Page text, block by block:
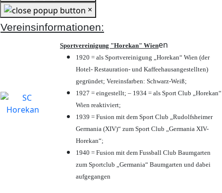
×
Vereinsinformationen:
Sportvereinigung "Horekan" Wienen
1920 = als Sportvereinigung „Horekan“ Wien (der
Hotel- Restauration- und Kaffeehausangestellten)
gegründet; Vereinsfarben: Schwarz-Weiß;
1927 = eingestellt; – 1934 = als Sport Club „Horekan“
Wien reaktiviert;
1939 = Fusion mit dem Sport Club „Rudolfsheimer
Germania (XIV)“ zum Sport Club „Germania XIV-
Horekan“;
1940 = Fusion mit dem Fussball Club Baumgarten
zum Sportclub „Germania“ Baumgarten und dabei
aufgegangen